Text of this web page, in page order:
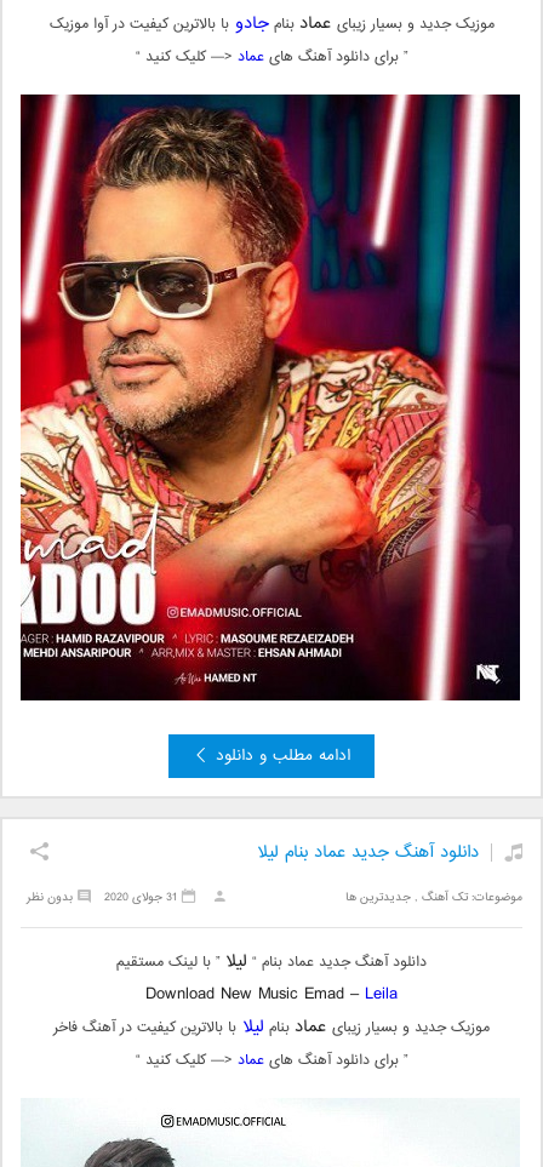
موزیک جدید و بسیار زیبای عماد بنامجادوبا بالاترین کیفیت در آوا موزیک
” برای دانلود آهنگ هایعماد <— کلیک کنید “
ادامه مطلب و دانلود
دانلود آهنگ جدید عماد بنام لیلا
موضوعات:تک آهنگ ,جدیدترین ها بدون نظر 31 جولای 2020
دانلود آهنگ جدید عماد بنام “ لیلا ” با لینک مستقیم
Download New Music Emad –Leila
موزیک جدید و بسیار زیبای عماد بنام لیلا با بالاترین کیفیت در آهنگ فاخر
” برای دانلود آهنگ هایعماد <— کلیک کنید “